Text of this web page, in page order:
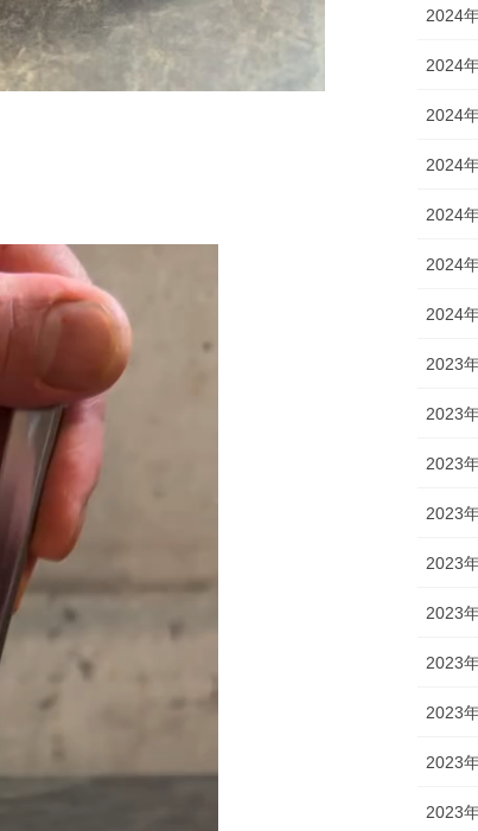
2024
2024
2024
2024
2024
2024
2024
2023
2023
2023
2023
2023
2023
2023
2023
2023
2023